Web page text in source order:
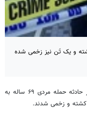
و یک تَن نیز زخمی شده
به نقل از دیلی نیوز، در حادثه حمله مردی ۶۹ ساله به